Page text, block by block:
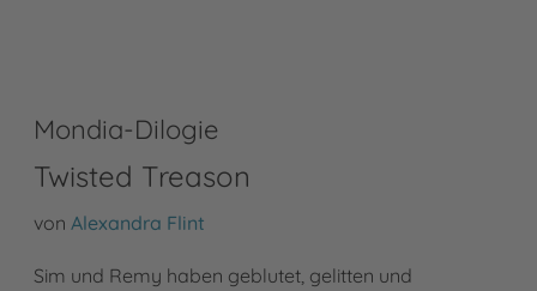
Mondia-Dilogie
Twisted Treason
von Alexandra Flint
Sim und Remy haben geblutet, gelitten und